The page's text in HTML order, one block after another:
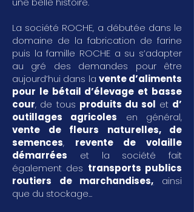
La société ROCHE, a débutée dans le
domaine de la fabrication de farine
puis la famille ROCHE a su s’adapter
au gré des demandes pour être
aujourd’hui dans la vente d’aliments
pour le bétail d’élevage et basse
cour, de tous produits du sol et d’
outillages agricoles en général,
vente de fleurs naturelles, de
semences, revente de volaille
démarrées et la société fait
également des transports publics
routiers de marchandises, ainsi
que du stockage...